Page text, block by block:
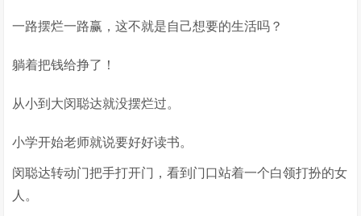
一路摆烂一路赢，这不就是自己想要的生活吗？
躺着把钱给挣了！
从小到大闵聪达就没摆烂过。
小学开始老师就说要好好读书。
闵聪达转动门把手打开门，看到门口站着一个白领打扮的女
人。